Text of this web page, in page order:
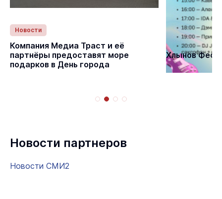
Новости
Компания Медиа Траст и её
партнёры предоставят море
подарков в День города
Статьи
Хлынов Фест
Новости партнеров
Новости СМИ2